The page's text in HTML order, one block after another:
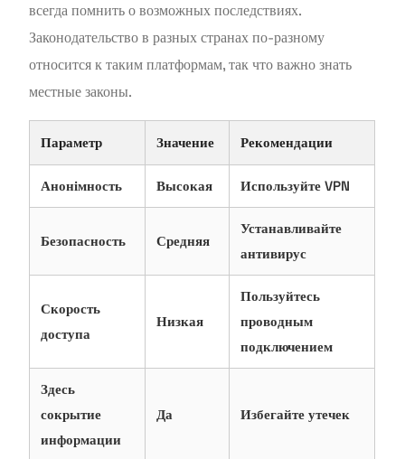
всегда помнить о возможных последствиях.
Законодательство в разных странах по-разному
относится к таким платформам, так что важно знать
местные законы.
Параметр Значение Рекомендации
Анонімность Высокая Используйте VPN
Безопасность Средняя
Устанавливайте
антивирус
Скорость
доступа
Низкая
Пользуйтесь
проводным
подключением
Здесь
сокрытие
информации
Да Избегайте утечек